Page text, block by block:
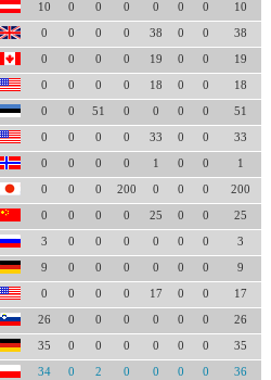
10 0 0 0 0 0 0 10
0 0 0 0 38 0 0 38
0 0 0 0 19 0 0 19
0 0 0 0 18 0 0 18
0 0 51 0 0 0 0 51
0 0 0 0 33 0 0 33
0 0 0 0 1 0 0 1
0 0 0 200 0 0 0 200
0 0 0 0 25 0 0 25
3 0 0 0 0 0 0 3
9 0 0 0 0 0 0 9
0 0 0 0 17 0 0 17
26 0 0 0 0 0 0 26
35 0 0 0 0 0 0 35
34 0 2 0 0 0 0 36